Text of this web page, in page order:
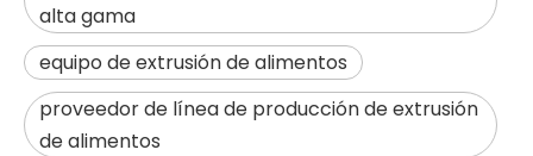
alta gama
equipo de extrusión de alimentos
proveedor de línea de producción de extrusión
de alimentos